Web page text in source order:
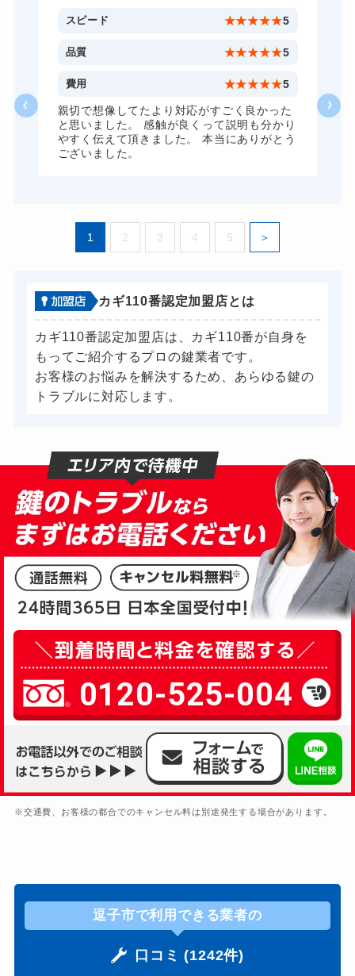
金庫カギ開け 13,200円～(税込)
金庫カギ修理 16,500円～(税込)
27,500円～(税込)
13,200円～(税込)
ドアノブカギ開け 16,500円～(税込)
ドアノブカギ作成
スピード ★★★★★5
品質 ★★★★★5
費用 ★★★★★5
親切で想像してたより対応がすごく良かった
と思いました。 感触が良くって説明も分かり
やすく伝えて頂きました。 本当にありがとう
ございました。
1 2 3 4 5
カギ110番認定加盟店とは
カギ110番認定加盟店は、カギ110番が自身を
もってご紹介するプロの鍵業者です。
お客様のお悩みを解決するため、あらゆる鍵の
トラブルに対応します。
0120-525-004
※交通費、お客様の都合でのキャンセル料は別途発生する場合があります。
逗子市で利用できる業者の
口コミ (1242件)